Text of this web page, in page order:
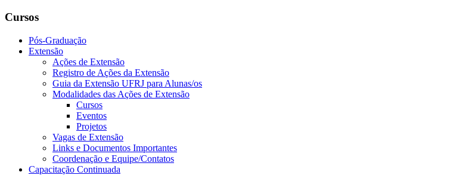
Cursos
Pós-Graduação
Extensão
Ações de Extensão
Registro de Ações da Extensão
Guia da Extensão UFRJ para Alunas/os
Modalidades das Ações de Extensão
Cursos
Eventos
Projetos
Vagas de Extensão
Links e Documentos Importantes
Coordenação e Equipe/Contatos
Capacitação Continuada